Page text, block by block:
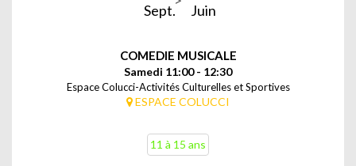
Sept.
Juin
COMEDIE MUSICALE
Samedi 11:00 - 12:30
Espace Colucci-Activités Culturelles et Sportives
ESPACE COLUCCI
11 à 15 ans